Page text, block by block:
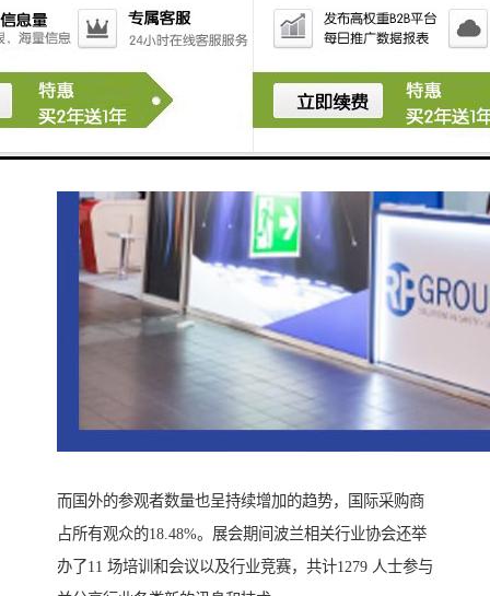
而国外的参观者数量也呈持续增加的趋势，国际采购商
占所有观众的18.48%。展会期间波兰相关行业协会还举
办了11 场培训和会议以及行业竞赛，共计1279 人士参与